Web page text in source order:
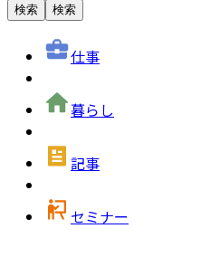
検索 検索
仕事
暮らし
記事
セミナー